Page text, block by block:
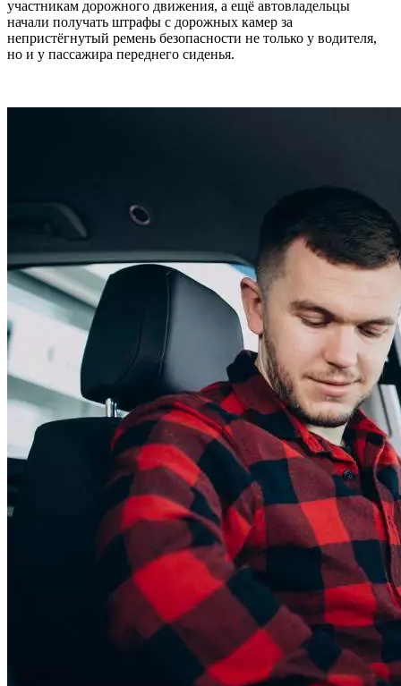
участникам дорожного движения, а ещё автовладельцы
начали получать штрафы с дорожных камер за
непристёгнутый ремень безопасности не только у водителя,
но и у пассажира переднего сиденья.